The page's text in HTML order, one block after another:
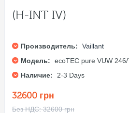
(H-INT IV)
Производитель:
Vaillant
Модель:
ecoTEC pure VUW
Наличие:
2-3 Days
32600 грн
Без НДС: 32600 грн